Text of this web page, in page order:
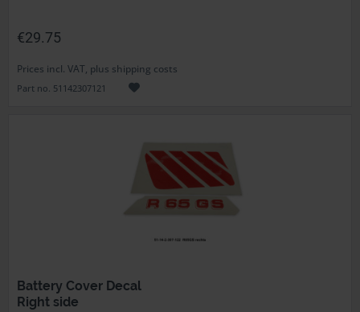
€29.75
Prices incl. VAT, plus shipping costs
Part no. 51142307121
Battery Cover Decal
Right side